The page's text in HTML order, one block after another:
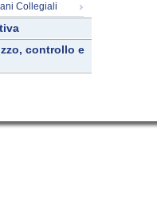
Collegiali
controllo e